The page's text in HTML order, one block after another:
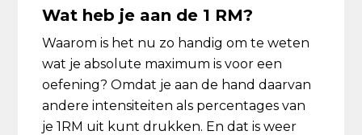
Wat heb je aan de 1 RM?
Waarom is het nu zo handig om te weten
wat je absolute maximum is voor een
oefening? Omdat je aan de hand daarvan
andere intensiteiten als percentages van
je 1RM uit kunt drukken. En dat is weer